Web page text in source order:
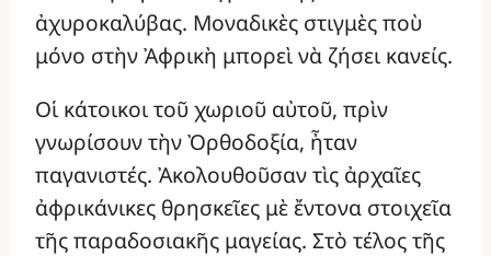
ἀχυροκαλύβας. Μοναδικὲς στιγμὲς ποὺ
μόνο στὴν Ἀφρικὴ μπορεὶ νὰ ζήσει κανείς.
Οἱ κάτοικοι τοῦ χωριοῦ αὐτοῦ, πρὶν
γνωρίσουν τὴν Ὀρθοδοξία, ἦταν
παγανιστές. Ἀκολουθοῦσαν τὶς ἀρχαῖες
ἀφρικάνικες θρησκεῖες μὲ ἔντονα στοιχεῖα
τῆς παραδοσιακῆς μαγείας. Στὸ τέλος τῆς